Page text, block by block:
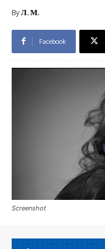
ByЛ. М.
Facebook
Screenshot